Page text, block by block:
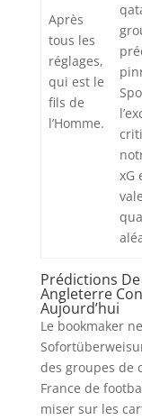
Après
tous les
réglages,
qui est le
fils de
l’Homme.
xG
Prédictions
Angleterre
Aujourd’hui
Le bookmaker
des groupes de
France de
miser sur les